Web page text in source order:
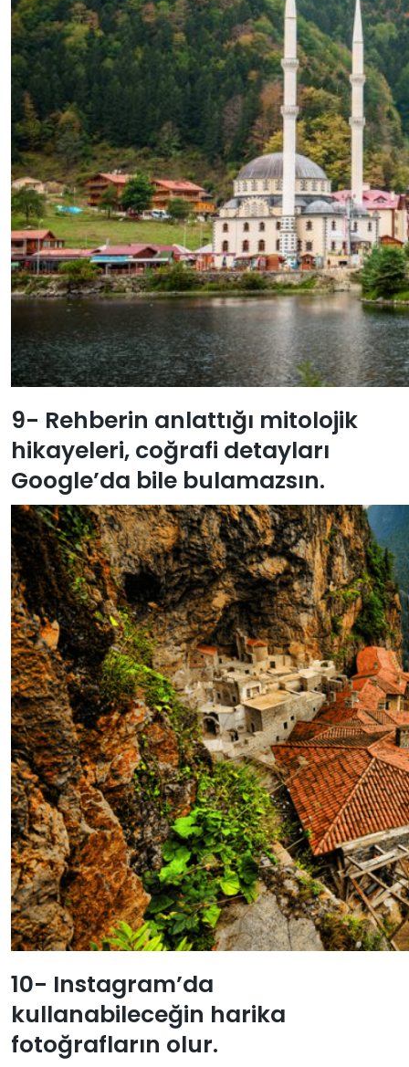
9- Rehberin anlattığı mitolojik
hikayeleri, coğrafi detayları
Google’da bile bulamazsın.
10- Instagram’da
kullanabileceğin harika
fotoğrafların olur.